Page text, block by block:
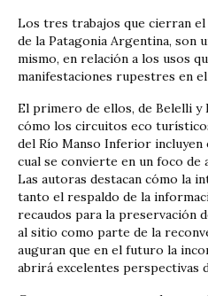
Los tres trabajos que cierran
de la Patagonia Argentina, son
mismo, en relación a los usos
manifestaciones rupestres en
El primero de ellos, de Belelli y
cómo los circuitos eco
del Río Manso Inferior incluyen
cual se convierte en un foco
Las autoras destacan cómo la
tanto el respaldo de la
recaudos para la preservación
al sitio como parte de la
auguran que en el futuro la
abrirá excelentes perspectivas